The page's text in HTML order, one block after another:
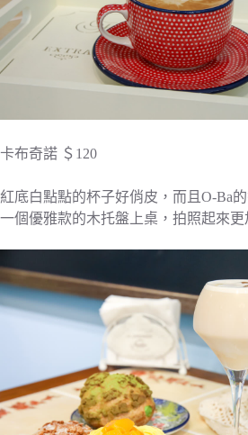
卡布奇諾 ＄120
紅底白點點的杯子好俏皮，而且O-Ba
一個優雅款的木托盤上桌，拍照起來更